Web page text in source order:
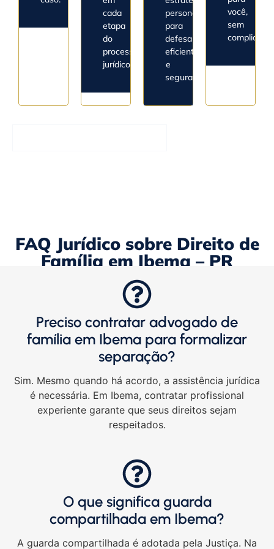
cada
etapa
do
processo
jurídico.
personalizado
para
defesa
eficiente
e
segura.
você,
sem
FAQ Jurídico sobre Direito de
Família em Ibema – PR
Preciso contratar advogado de
família em Ibema para formalizar
separação?
Sim. Mesmo quando há acordo, a assistência jurídica
é necessária. Em Ibema, contratar profissional
experiente garante que seus direitos sejam
respeitados.
O que significa guarda
compartilhada em Ibema?
A guarda compartilhada é adotada pela Justiça. Na